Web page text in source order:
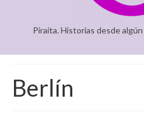
Piraita. Historias desde
Berlín